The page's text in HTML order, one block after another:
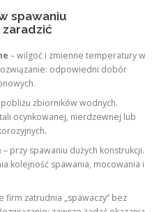
spawaniu
– wilgoć i zmienne temperatury w
odpowiedni dobór
zbiorników wodnych.
ocynkowanej, nierdzewnej lub
– przy spawaniu dużych konstrukcji.
kolejność spawania, mocowania i
firm zatrudnia „spawaczy” bez